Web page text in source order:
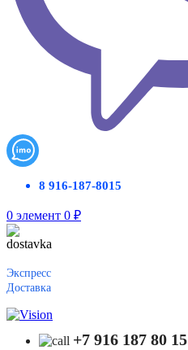
8 916-187-8015
0 элемент 0 ₽
Экспресс
Доставка
+7 916 187 80 15